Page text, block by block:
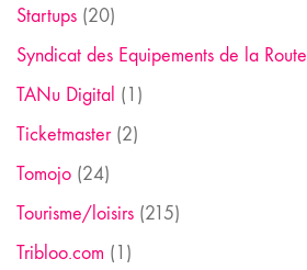
Startups (20)
Syndicat des Equipements de la Route
TANu Digital (1)
Ticketmaster(2)
Tomojo (24)
Tourisme/loisirs (215)
Tribloo.com (1)